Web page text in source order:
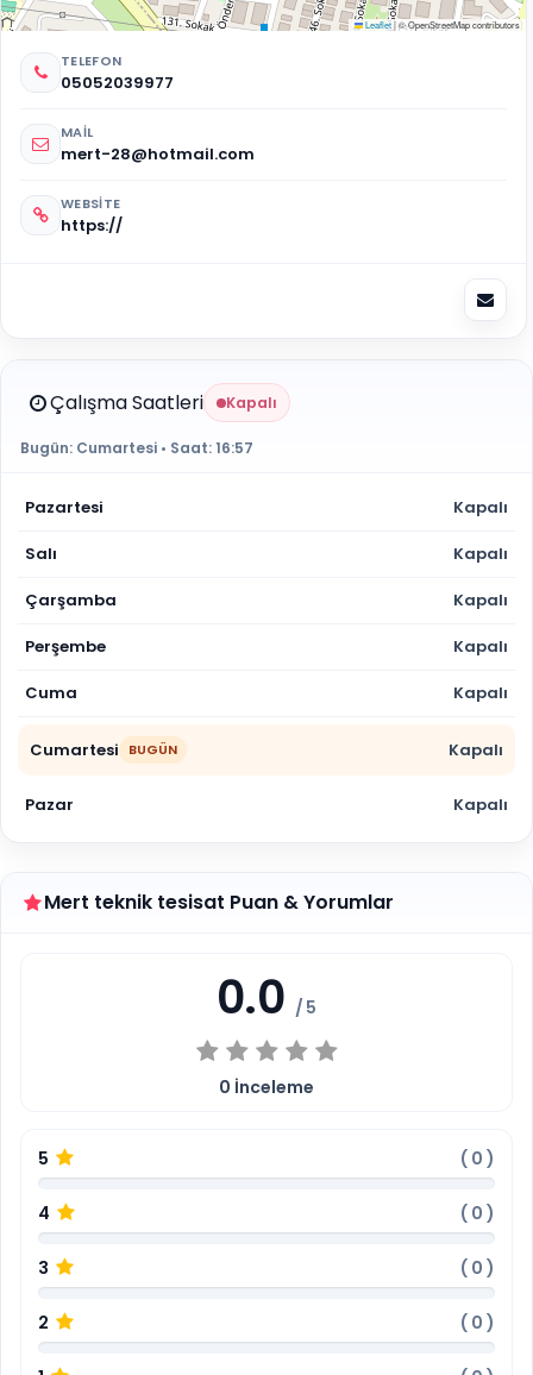
Leaflet|© OpenStreetMap contributors
TELEFON
05052039977
MAIL
mert-28@hotmail.com
WEBSITE
https://
Çalışma Saatleri Kapalı
Bugün: Cumartesi • Saat:16:57
Pazartesi Kapalı
Salı Kapalı
Çarşamba Kapalı
Perşembe Kapalı
Cuma Kapalı
Cumartesi BUGÜN Kapalı
Pazar Kapalı
Mert teknik tesisat Puan & Yorumlar
0.0 / 5
0 İnceleme
5 ( 0 )
4 ( 0 )
3 ( 0 )
2 ( 0 )